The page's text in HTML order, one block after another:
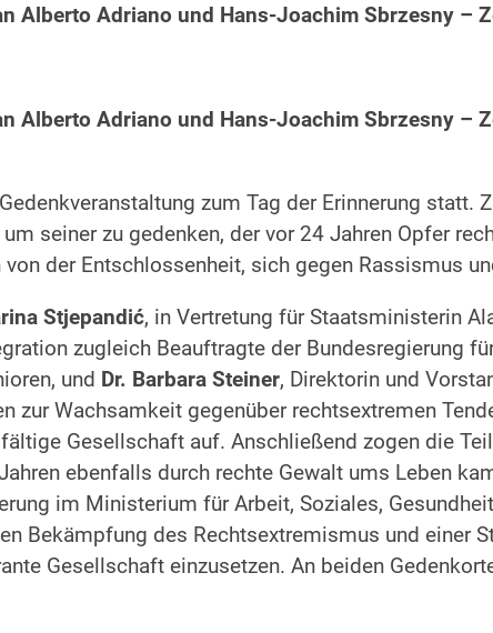
Alberto Adriano und Hans-Joachim Sbrzesny –
Alberto Adriano und Hans-Joachim Sbrzesny –
zum Tag der Erinnerung statt.
seiner zu gedenken, der vor 24 Jahren Opfer
der Entschlossenheit, sich gegen Rassismus
Stjepandić, in Vertretung für Staatsministerin
zugleich Beauftragte der Bundesregierung
und Dr. Barbara Steiner, Direktorin und
zur Wachsamkeit gegenüber rechtsextremen
Gesellschaft auf. Anschließend zogen die
ebenfalls durch rechte Gewalt ums Leben
im Ministerium für Arbeit, Soziales,
Bekämpfung des Rechtsextremismus und einer
Gesellschaft einzusetzen. An beiden